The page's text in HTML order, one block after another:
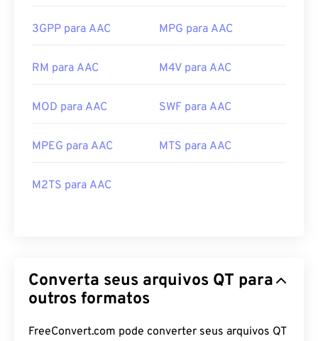
3GPP para AAC MPG para AAC
RM para AAC M4V para AAC
MOD para AAC SWF para AAC
MPEG para AAC MTS para AAC
M2TS para AAC
Converta seus arquivos QT para
outros formatos
FreeConvert.com pode converter seus arquivos QT